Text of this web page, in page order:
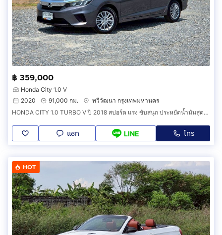
฿ 359,000
Honda City 1.0 V
2020
91,000 กม.
ทวีวัฒนา กรุงเทพมหานคร
HONDA CITY 1.0 TURBO V ปี 2018 สปอร์ต แรง ขับสนุก ประหยัดน้ำมันสุดๆ พร้อมใช้งาน
แชท LINE โทร
HOT